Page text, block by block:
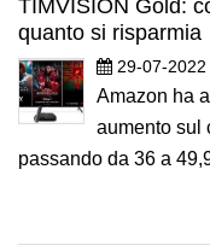
TIMVISION Gold:
quanto si risparmia
29-07-2022
Amazon ha
aumento sul
passando da 36 a